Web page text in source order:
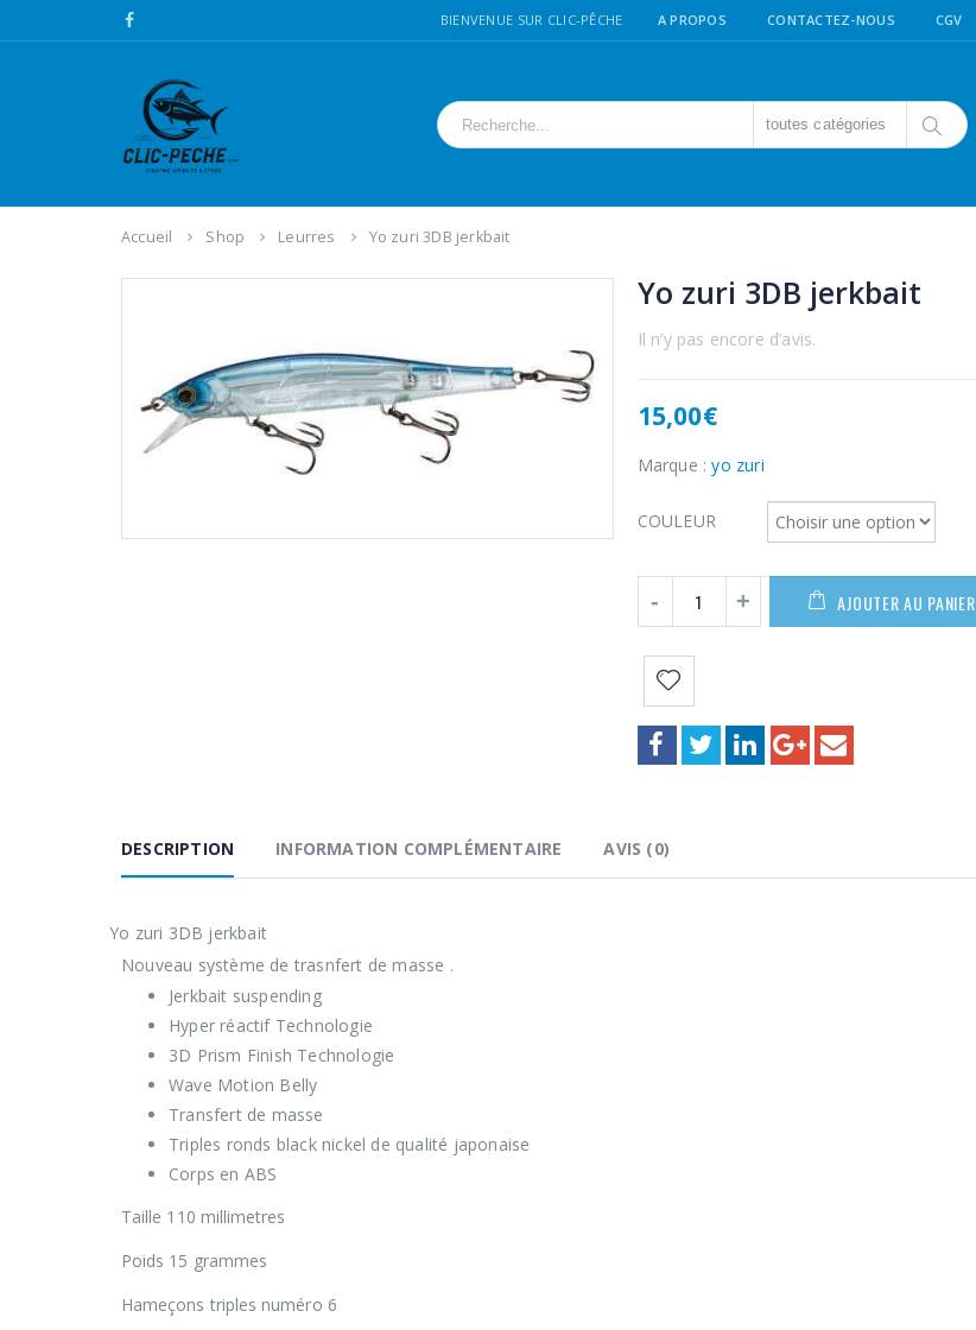
BIENVENUE SUR CLIC-PÊCHE A PROPOS CONTACTEZ-NOUS CGV
toutes catégories
Accueil Shop Leurres Yo zuri 3DB jerkbait
Yo zuri 3DB jerkbait
Il n’y pas encore d’avis.
15,00€
Marque :yo zuri
COULEUR
AJOUTER AU PANIER
DESCRIPTION INFORMATION COMPLÉMENTAIRE AVIS (0)
Yo zuri 3DB jerkbait
Nouveau système de trasnfert de masse .
Jerkbait suspending
Hyper réactif Technologie
3D Prism Finish Technologie
Wave Motion Belly
Transfert de masse
Triples ronds black nickel de qualité japonaise
Corps en ABS
Taille 110 millimetres
Poids 15 grammes
Hameçons triples numéro 6